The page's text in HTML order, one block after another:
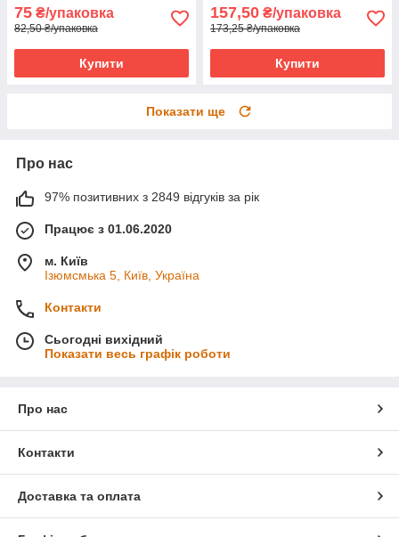
75 ₴/упаковка
82,50 ₴/упаковка
Купити
157,50 ₴/упаковка
173,25 ₴/упаковка
Купити
Показати ще
Про нас
97% позитивних з 2849 відгуків за рік
Працює з 01.06.2020
м. Київ
Ізюмсмька 5, Київ, Україна
Контакти
Сьогодні вихідний
Показати весь графік роботи
Про нас
Контакти
Доставка та оплата